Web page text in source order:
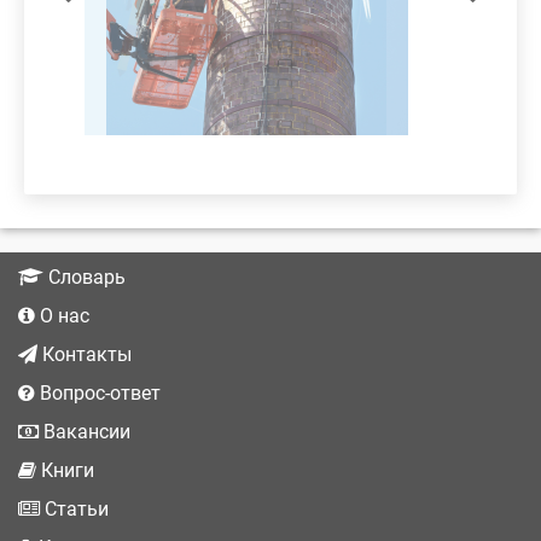
подробнее
Словарь
О нас
Контакты
Вопрос-ответ
Вакансии
Книги
Статьи